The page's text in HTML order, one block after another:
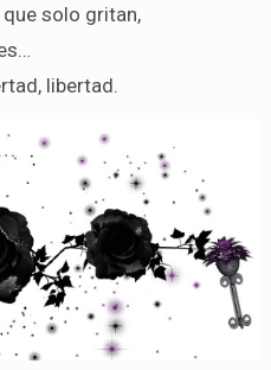
solo gritan,
libertad.